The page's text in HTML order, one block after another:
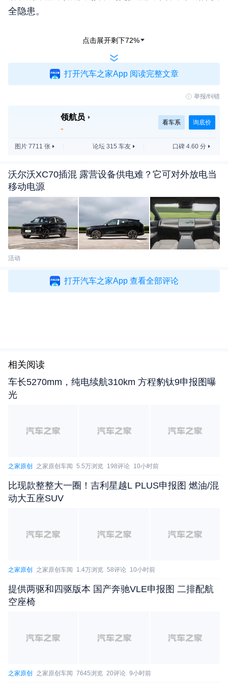
全隐患。
召回批次：
年11月3日至2022年9月2日生产的部分2018-2022年
款林肯领航员汽车，共计43辆；召回2017年10月10
日至2020年7月24日生产的部分2018-2020年款福特
年4月25日生产的部分2018-2022年款福特Mustan
召回原因：
点击展开剩下72%
打开汽车之家App 阅读完整文章
举报/纠错
领航员
-
看车系 询底价
图片 7711 张 论坛 315 车友 口碑 4.60 分
沃尔沃XC70插混 露营设备供电难？它可对外放电当
移动电源
活动
打开汽车之家App 查看全部评论
相关阅读
车长5270mm，纯电续航310km 方程豹钛9申报图曝
光
之家原创 之家原创车闻 5.5万浏览 198评论 10小时前
比现款整整大一圈！吉利星越L PLUS申报图 燃油/混
动大五座SUV
之家原创 之家原创车闻 1.4万浏览 58评论 10小时前
提供两驱和四驱版本 国产奔驰VLE申报图 二排配航
空座椅
之家原创 之家原创车闻 7645浏览 20评论 9小时前